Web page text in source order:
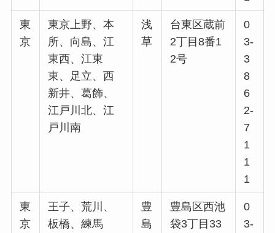
東
京
東京上野、本
所、向島、江
東西、江東
東、足立、西
新井、葛飾、
江戸川北、江
戸川南
浅
草
台東区蔵前
2丁目8番1
2号
0
3-
3
8
6
2-
7
1
1
1
東
京
王子、荒川、
板橋、練馬
豊
島
豊島区西池
袋3丁目33
0
3-